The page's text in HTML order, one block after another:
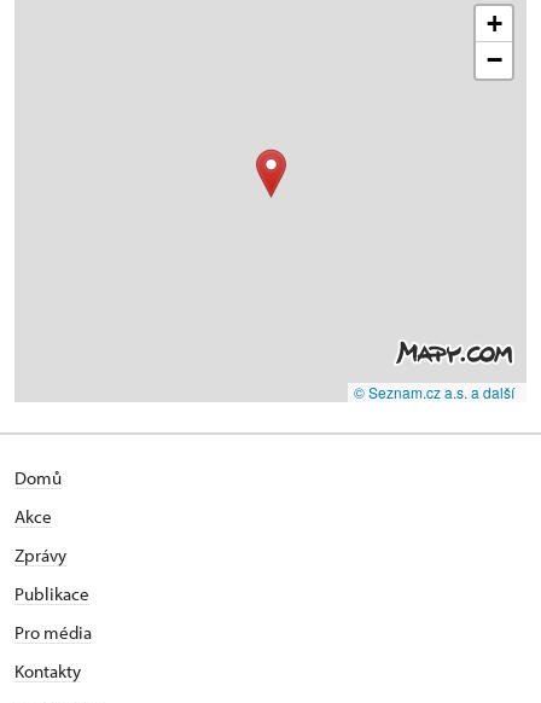
+
−
© Seznam.cz a.s. a další
Domů
Akce
Zprávy
Publikace
Pro média
Kontakty